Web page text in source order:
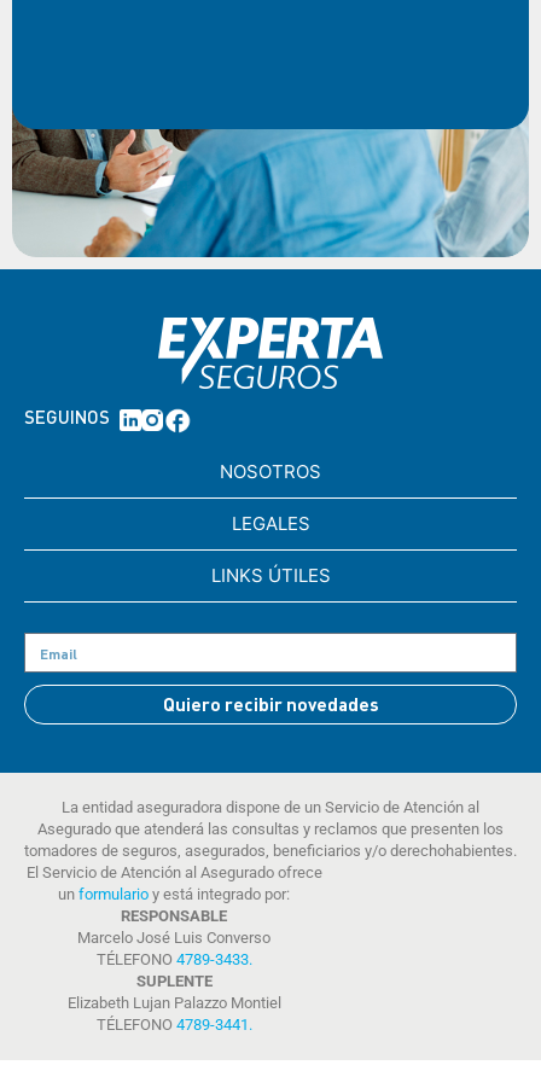
SEGUINOS
NOSOTROS
LEGALES
LINKS ÚTILES
Quiero recibir novedades
La entidad aseguradora dispone de un Servicio de Atención al
Asegurado que atenderá las consultas y reclamos que presenten los
tomadores de seguros, asegurados, beneficiarios y/o derechohabientes.
El Servicio de Atención al Asegurado ofrece
un formulario y está integrado por:
RESPONSABLE
Marcelo José Luis Converso
TÉLEFONO 4789-3433.
SUPLENTE
Elizabeth Lujan Palazzo Montiel
TÉLEFONO 4789-3441 .